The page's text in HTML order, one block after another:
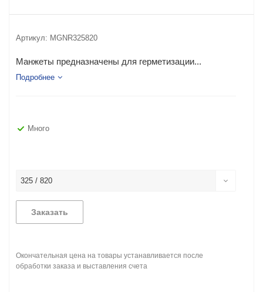
Артикул: MGNR325820
Манжеты предназначены для герметизации...
Подробнее
Много
325 / 820
Заказать
Окончательная цена на товары устанавливается после
обработки заказа и выставления счета